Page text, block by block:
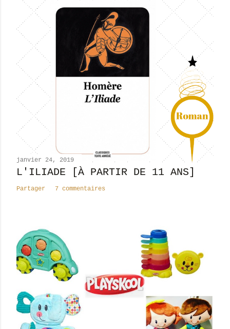
t
r
c
m
n
t
i
janvier 24, 2019
L'ILIADE [À PARTIR DE 11 ANS]
Partager 7 commentaires